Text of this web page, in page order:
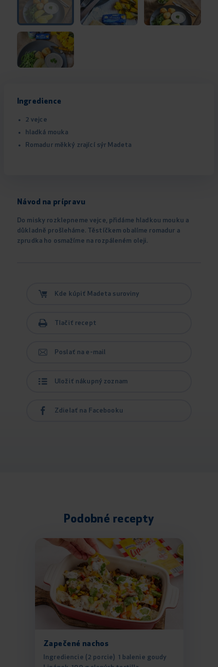
Ingredience
2 vejce
hladká mouka
Romadur měkký zrající sýr Madeta
Návod na prípravu
Do misky rozklepneme vejce, přidáme hladkou mouku a
důkladně prošleháme. Těstíčkem obalíme romadur a
zprudka ho osmažíme na rozpáleném oleji.
Kde kúpiť Madeta suroviny
Tlačiť recept
Poslať na e-mail
Uložiť nákupný zoznam
Zdielať na Facebooku
Podobné recepty
Zapečené nachos
Ingrediencie (2 porcie) 1 balenie goudy